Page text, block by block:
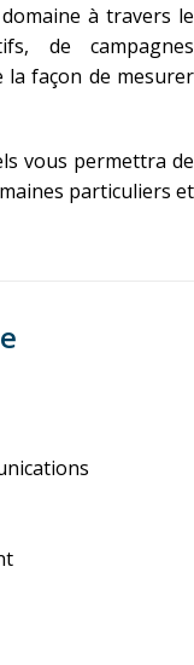
à travers le
de campagnes
la façon de mesurer
vous permettra de
particuliers et